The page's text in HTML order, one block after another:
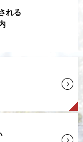
れる